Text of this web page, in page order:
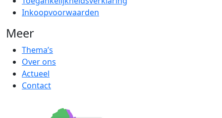
Inkoopvoorwaarden
Meer
Thema’s
Over ons
Actueel
Contact